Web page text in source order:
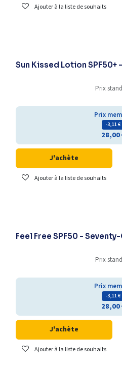
Ajouter à la liste de souhaits
Sun Kissed Lotion SPF50+
Prix
Prix
- 3,11€
28,00
J'achète
Ajouter à la liste de souhaits
Feel Free SPF50 -
Prix
Prix
- 3,11€
28,00
J'achète
Ajouter à la liste de souhaits